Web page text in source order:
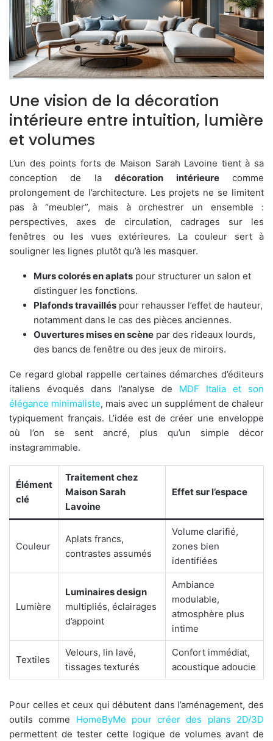
Une vision de la décoration
intérieure entre intuition, lumière
et volumes
L’un des points forts de Maison Sarah Lavoine tient à sa
conception de ladécoration intérieurecomme
prolongement de l’architecture. Les projets ne se limitent
pas à “meubler”, mais à orchestrer un ensemble :
perspectives, axes de circulation, cadrages sur les
fenêtres ou les vues extérieures. La couleur sert à
souligner les lignes plutôt qu’à les masquer.
Murs colorés en aplats pour structurer un salon et
distinguer les fonctions.
Plafonds travaillés pour rehausser l’effet de hauteur,
notamment dans le cas des pièces anciennes.
Ouvertures mises en scène par des rideaux lourds,
des bancs de fenêtre ou des jeux de miroirs.
Ce regard global rappelle certaines démarches d’éditeurs
italiens évoqués dans l’analyse de MDF Italia et son
élégance minimaliste, mais avec un supplément de chaleur
typiquement français. L’idée est de créer une enveloppe
où l’on se sent ancré, plus qu’un simple décor
instagrammable.
Élément
clé
Traitement chez
Maison Sarah
Lavoine
Effet sur l’espace
Couleur
Aplats francs,
contrastes assumés
Volume clarifié,
zones bien
identifiées
Lumière
Luminaires design
multipliés, éclairages
d’appoint
Ambiance
modulable,
atmosphère plus
intime
Textiles
Velours, lin lavé,
tissages texturés
Confort immédiat,
acoustique adoucie
Pour celles et ceux qui débutent dans l’aménagement, des
outils comme HomeByMe pour créer des plans 2D/3D
permettent de tester cette logique de volumes avant de